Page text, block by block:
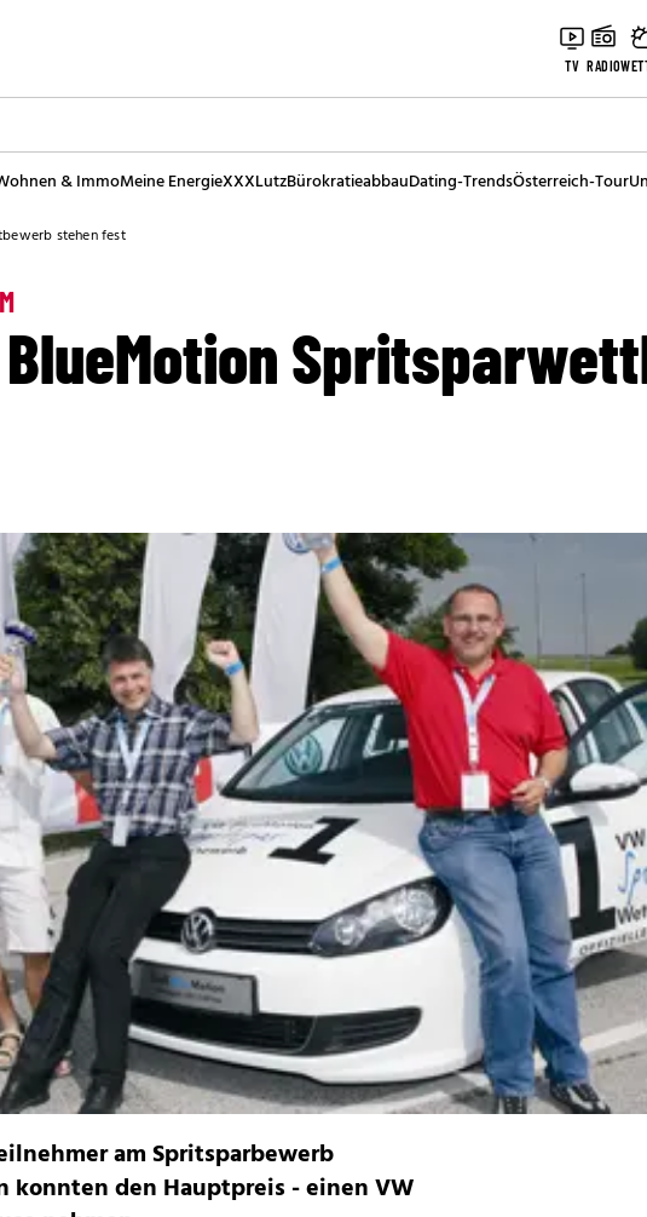
TV RADIO
& ImmoMeine EnergieXXXLutzBürokratieabbauDating-TrendsÖsterreich-Tour
stehen fest
am Spritsparbewerb
den Hauptpreis - einen VW